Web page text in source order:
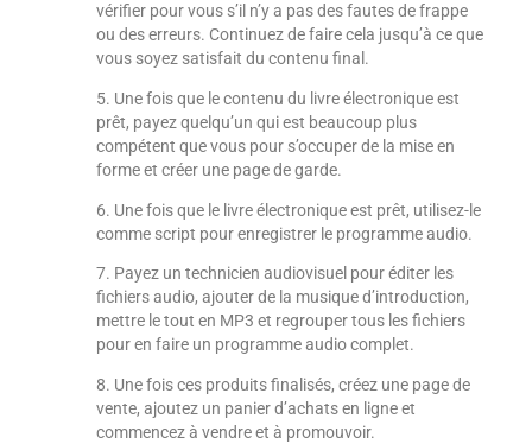
vérifier pour vous s’il n’y a pas des fautes de frappe
ou des erreurs. Continuez de faire cela jusqu’à ce que
vous soyez satisfait du contenu final.
5. Une fois que le contenu du livre électronique est
prêt, payez quelqu’un qui est beaucoup plus
compétent que vous pour s’occuper de la mise en
forme et créer une page de garde.
6. Une fois que le livre électronique est prêt, utilisez-le
comme script pour enregistrer le programme audio.
7. Payez un technicien audiovisuel pour éditer les
fichiers audio, ajouter de la musique d’introduction,
mettre le tout en MP3 et regrouper tous les fichiers
pour en faire un programme audio complet.
8. Une fois ces produits finalisés, créez une page de
vente, ajoutez un panier d’achats en ligne et
commencez à vendre et à promouvoir.